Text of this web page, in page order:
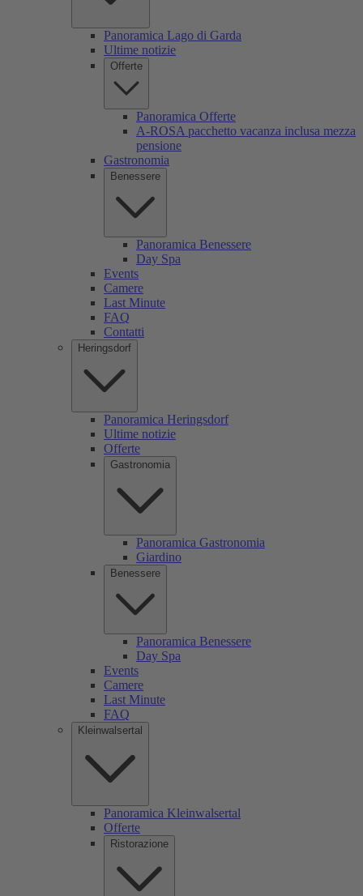
Panoramica Lago di Garda
Ultime notizie
Offerte
Panoramica Offerte
A-ROSA pacchetto vacanza inclusa mezza
pensione
Gastronomia
Benessere
Panoramica Benessere
Day Spa
Events
Camere
Last Minute
FAQ
Contatti
Heringsdorf
Panoramica Heringsdorf
Ultime notizie
Offerte
Gastronomia
Panoramica Gastronomia
Giardino
Benessere
Panoramica Benessere
Day Spa
Events
Camere
Last Minute
FAQ
Kleinwalsertal
Panoramica Kleinwalsertal
Offerte
Ristorazione